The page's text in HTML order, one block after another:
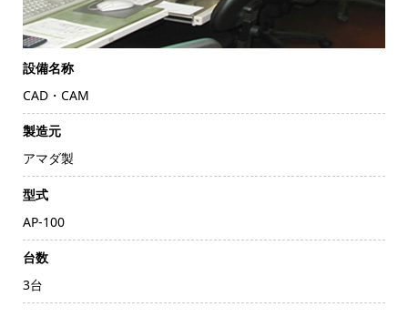
設備名称
CAD・CAM
製造元
アマダ製
型式
AP-100
台数
3台